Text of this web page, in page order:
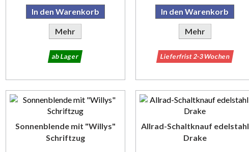
In den Warenkorb
Mehr
ab Lager
In den Warenkorb
Mehr
Lieferfrist 2-3 Wochen
Sonnenblende mit "Willys"
Schriftzug
Allrad-Schaltknauf edelstahl
Drake